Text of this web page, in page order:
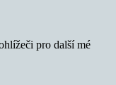
pro další mé